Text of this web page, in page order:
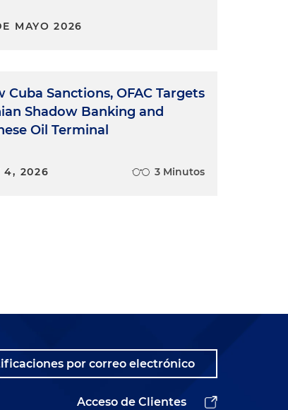
MAYO 2026
Cuba Sanctions, OFAC Targets
Shadow Banking and
Oil Terminal
4, 2026 3 Minutos
por correo electrónico
Acceso de Clientes